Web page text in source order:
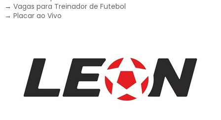
→ Vagas para Treinador de Futebol
→ Placar ao Vivo